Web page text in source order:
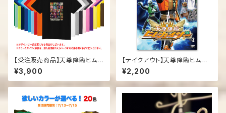
【受注販売商品】天尊降臨ヒムカ
イザー「オールキャラTシャツ」
¥3,900
【テイクアウト】天尊降臨ヒムカ
イザーDVD第２弾
¥2,200